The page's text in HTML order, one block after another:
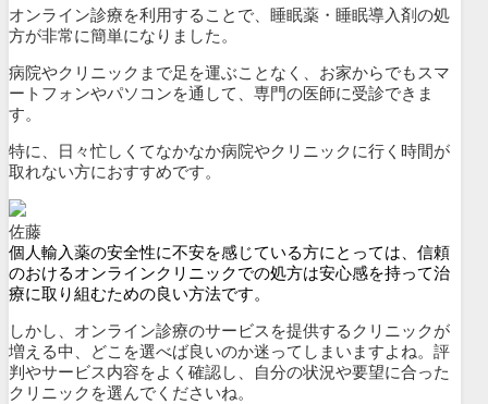
オンライン診療を利用することで、睡眠薬・睡眠導入剤の処
方が非常に簡単になりました。
病院やクリニックまで足を運ぶことなく、 お家からでもスマ
ートフォンやパソコンを通して、専門の医師に受診できま
す。
特に、
日々忙しくてなかなか病院やクリニックに行く時間が
取れない方におすすめです。
佐藤
個人輸入薬の安全性に不安を感じている方にとっては、信頼
のおけるオンラインクリニックでの処方は安心感を持って治
療に取り組むための良い方法です。
しかし、オンライン診療のサービスを提供するクリニックが
増える中、どこを選べば良いのか迷ってしまいますよね。評
判やサービス内容をよく確認し、自分の状況や要望に合った
クリニックを選んでくださいね。